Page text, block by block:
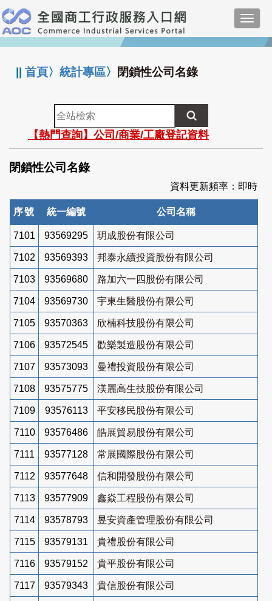
跳
到
主
要
:::
||首頁〉統計專區〉 閉鎖性公司名錄
全
站
檢
索
【熱門查詢】公司/商業/工廠登記資料
閉鎖性公司名錄
資料更新頻率：即時
序號 統一編號 公司名稱
7101 93569295 玥成股份有限公司
7102 93569393 邦泰永續投資股份有限公司
7103 93569680 路加六一四股份有限公司
7104 93569730 宇東生醫股份有限公司
7105 93570363 欣楠科技股份有限公司
7106 93572545 歡樂製造股份有限公司
7107 93573093 曼禮投資股份有限公司
7108 93575775 渼麗高生技股份有限公司
7109 93576113 平安移民股份有限公司
7110 93576486 皓展貿易股份有限公司
7111 93577128 常展國際股份有限公司
7112 93577648 信和開發股份有限公司
7113 93577909 鑫焱工程股份有限公司
7114 93578793 昱安資產管理股份有限公司
7115 93579131 貴禮股份有限公司
7116 93579152 貴平股份有限公司
7117 93579343 貴信股份有限公司